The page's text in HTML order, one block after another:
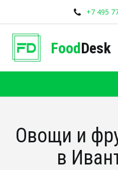
+7 495
FoodDesk
Овощи и
в